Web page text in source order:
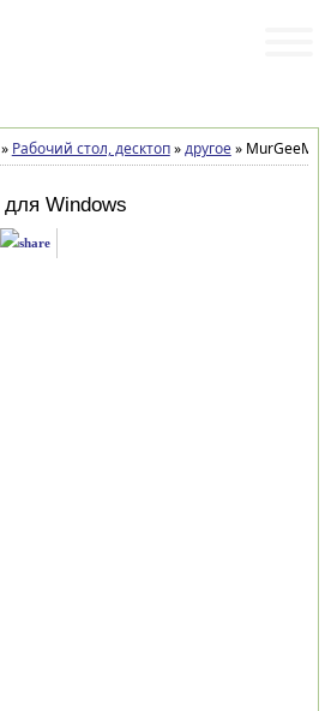
» Рабочий стол, десктоп»другое»
для Windows